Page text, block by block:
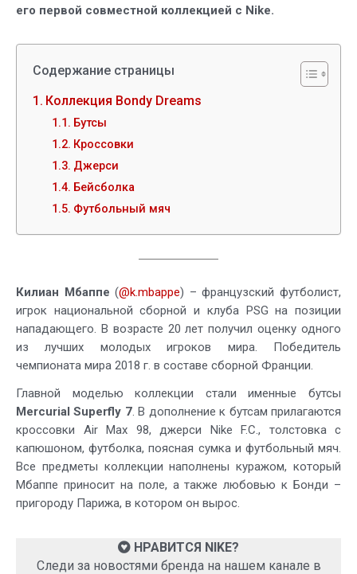
его первой совместной коллекцией с Nike.
Содержание страницы
Коллекция Bondy Dreams
Бутсы
Кроссовки
Джерси
Бейсболка
Футбольный мяч
Килиан Мбаппе (@k.mbappe) – французский футболист,
игрок национальной сборной и клуба PSG на позиции
нападающего. В возрасте 20 лет получил оценку одного
из лучших молодых игроков мира. Победитель
чемпионата мира 2018 г. в составе сборной Франции.
Главной моделью коллекции стали именные бутсы
Mercurial Superfly 7. В дополнение к бутсам прилагаются
кроссовки Air Max 98, джерси Nike F.C., толстовка с
капюшоном, футболка, поясная сумка и футбольный мяч.
Все предметы коллекции наполнены куражом, который
Мбаппе приносит на поле, а также любовью к Бонди –
пригороду Парижа, в котором он вырос.
НРАВИТСЯ NIKE?
Следи за новостями бренда на нашем канале в